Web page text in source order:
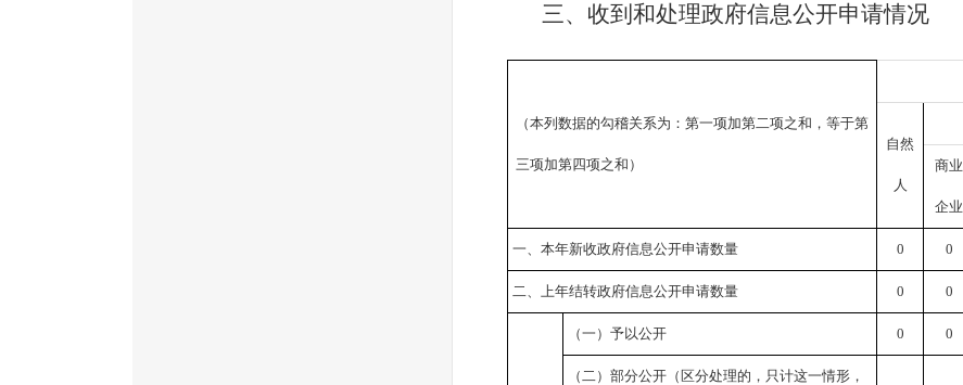
三、收到和处理政府信息公开申请情况
（本列数据的勾稽关系为：第一项加第二项之和，等于第
三项加第四项之和）
自然
人
商业
企业
一、 本年新收政府信息公开申请数量 0 0
二、上年结转政府信息公开申请数量 0 0
（一）予以公开 0 0
（二）部分公开 （区分处理的，只计这一情形，